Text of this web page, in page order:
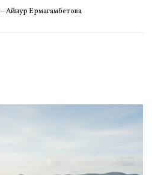
Айнур Ермагамбетова